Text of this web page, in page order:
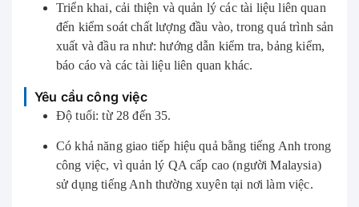
Triển khai, cải thiện và quản lý các tài liệu liên quan
đến kiểm soát chất lượng đầu vào, trong quá trình sản
xuất và đầu ra như: hướng dẫn kiểm tra, bảng kiểm,
báo cáo và các tài liệu liên quan khác.
Yêu cầu công việc
Độ tuổi: từ 28 đến 35.
Có khả năng giao tiếp hiệu quả bằng tiếng Anh trong
công việc, vì quản lý QA cấp cao (người Malaysia)
sử dụng tiếng Anh thường xuyên tại nơi làm việc.